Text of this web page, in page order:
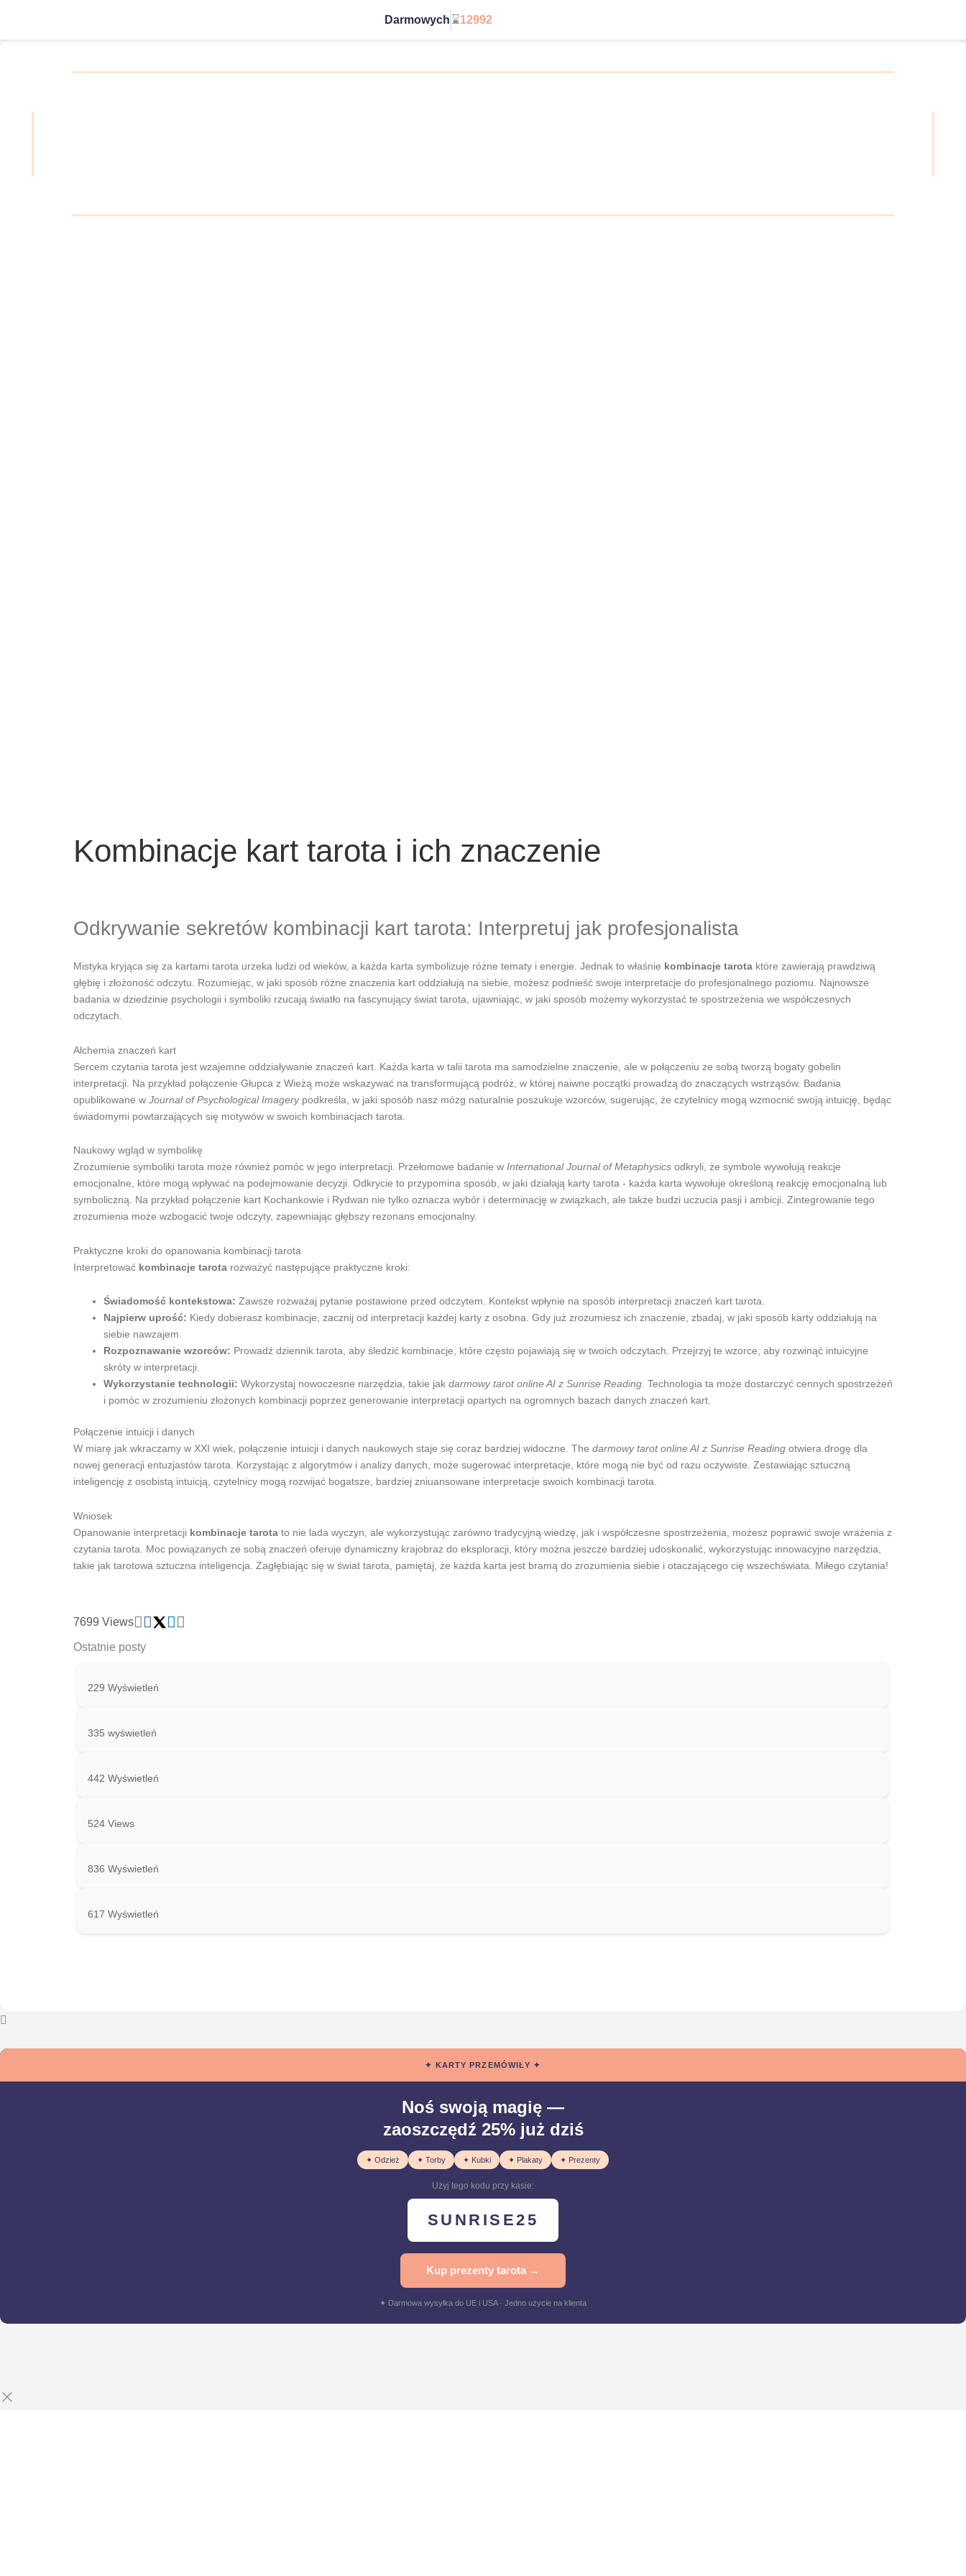
Darmowych ⌛12992
Kombinacje kart tarota i ich znaczenie
Odkrywanie sekretów kombinacji kart tarota: Interpretuj jak profesjonalista
Mistyka kryjąca się za kartami tarota urzeka ludzi od wieków, a każda karta symbolizuje różne tematy i energie. Jednak to właśnie kombinacje tarota które zawierają prawdziwą
głębię i złożoność odczytu. Rozumiejąc, w jaki sposób różne znaczenia kart oddziałują na siebie, możesz podnieść swoje interpretacje do profesjonalnego poziomu. Najnowsze
badania w dziedzinie psychologii i symboliki rzucają światło na fascynujący świat tarota, ujawniając, w jaki sposób możemy wykorzystać te spostrzeżenia we współczesnych
odczytach.
Alchemia znaczeń kart
Sercem czytania tarota jest wzajemne oddziaływanie znaczeń kart. Każda karta w talii tarota ma samodzielne znaczenie, ale w połączeniu ze sobą tworzą bogaty gobelin
interpretacji. Na przykład połączenie Głupca z Wieżą może wskazywać na transformującą podróż, w której naiwne początki prowadzą do znaczących wstrząsów. Badania
opublikowane w Journal of Psychological Imagerypodkreśla, w jaki sposób nasz mózg naturalnie poszukuje wzorców, sugerując, że czytelnicy mogą wzmocnić swoją intuicję, będąc
świadomymi powtarzających się motywów w swoich kombinacjach tarota.
Naukowy wgląd w symbolikę
Zrozumienie symboliki tarota może również pomóc w jego interpretacji. Przełomowe badanie w International Journal of Metaphysics odkryli, że symbole wywołują reakcje
emocjonalne, które mogą wpływać na podejmowanie decyzji. Odkrycie to przypomina sposób, w jaki działają karty tarota - każda karta wywołuje określoną reakcję emocjonalną lub
symboliczną. Na przykład połączenie kart Kochankowie i Rydwan nie tylko oznacza wybór i determinację w związkach, ale także budzi uczucia pasji i ambicji. Zintegrowanie tego
zrozumienia może wzbogacić twoje odczyty, zapewniając głębszy rezonans emocjonalny.
Praktyczne kroki do opanowania kombinacji tarota
Interpretować kombinacje tarota rozważyć następujące praktyczne kroki:
Świadomość kontekstowa: Zawsze rozważaj pytanie postawione przed odczytem. Kontekst wpłynie na sposób interpretacji znaczeń kart tarota.
Najpierw uprość: Kiedy dobierasz kombinacje, zacznij od interpretacji każdej karty z osobna. Gdy już zrozumiesz ich znaczenie, zbadaj, w jaki sposób karty oddziałują na
siebie nawzajem.
Rozpoznawanie wzorców: Prowadź dziennik tarota, aby śledzić kombinacje, które często pojawiają się w twoich odczytach. Przejrzyj te wzorce, aby rozwinąć intuicyjne
skróty w interpretacji.
Wykorzystanie technologii: Wykorzystaj nowoczesne narzędzia, takie jak darmowy tarot online AI z Sunrise Reading. Technologia ta może dostarczyć cennych spostrzeżeń
i pomóc w zrozumieniu złożonych kombinacji poprzez generowanie interpretacji opartych na ogromnych bazach danych znaczeń kart.
Połączenie intuicji i danych
W miarę jak wkraczamy w XXI wiek, połączenie intuicji i danych naukowych staje się coraz bardziej widoczne. The darmowy tarot online AI z Sunrise Reading otwiera drogę dla
nowej generacji entuzjastów tarota. Korzystając z algorytmów i analizy danych, może sugerować interpretacje, które mogą nie być od razu oczywiste. Zestawiając sztuczną
inteligencję z osobistą intuicją, czytelnicy mogą rozwijać bogatsze, bardziej zniuansowane interpretacje swoich kombinacji tarota.
Wniosek
Opanowanie interpretacji kombinacje tarota to nie lada wyczyn, ale wykorzystując zarówno tradycyjną wiedzę, jak i współczesne spostrzeżenia, możesz poprawić swoje wrażenia z
czytania tarota. Moc powiązanych ze sobą znaczeń oferuje dynamiczny krajobraz do eksploracji, który można jeszcze bardziej udoskonalić, wykorzystując innowacyjne narzędzia,
takie jak tarotowa sztuczna inteligencja. Zagłębiając się w świat tarota, pamiętaj, że każda karta jest bramą do zrozumienia siebie i otaczającego cię wszechświata. Miłego czytania!
7699 Views
Ostatnie posty
229 Wyświetleń
335 wyświetleń
442 Wyświetleń
524 Views
836 Wyświetleń
617 Wyświetleń
✦ KARTY PRZEMÓWIŁY ✦
Noś swoją magię —
zaoszczędź 25% już dziś
✦ Odzież ✦ Torby ✦ Kubki ✦ Plakaty ✦ Prezenty
Użyj tego kodu przy kasie:
SUNRISE25
Kup prezenty tarota →
✦ Darmowa wysyłka do UE i USA · Jedno użycie na klienta